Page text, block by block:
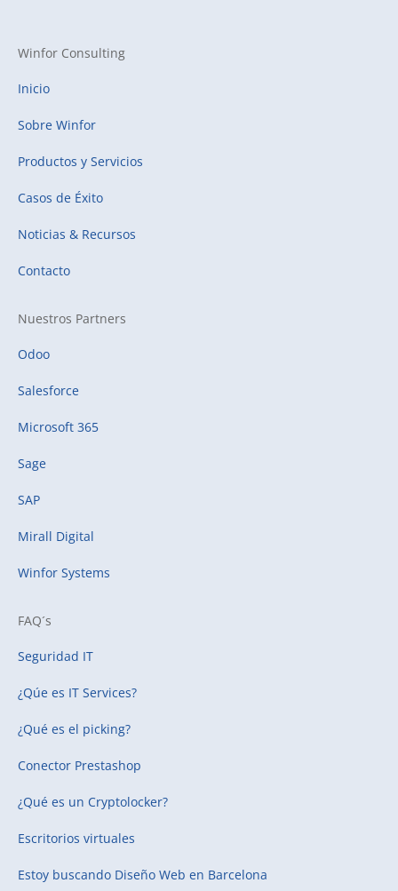
Winfor Consulting
Inicio
Sobre Winfor
Productos y Servicios
Casos de Éxito
Noticias & Recursos
Contacto
Nuestros Partners
Odoo
Salesforce
Microsoft 365
Sage
SAP
Mirall Digital
Winfor Systems
FAQ´s
Seguridad IT
¿Qúe es IT Services?
¿Qué es el picking?
Conector Prestashop
¿Qué es un Cryptolocker?
Escritorios virtuales
Estoy buscando Diseño Web en Barcelona